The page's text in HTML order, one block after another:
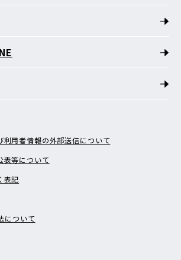
利用者情報の外部送信について
表等について
表記
について